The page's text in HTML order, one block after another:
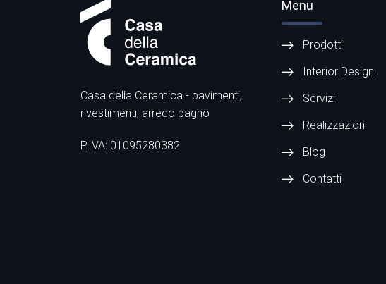
Casa della Ceramica - pavimenti,
rivestimenti, arredo bagno
P.IVA: 01095280382
Menu
Prodotti
Interior Design
Servizi
Realizzazioni
Blog
Contatti